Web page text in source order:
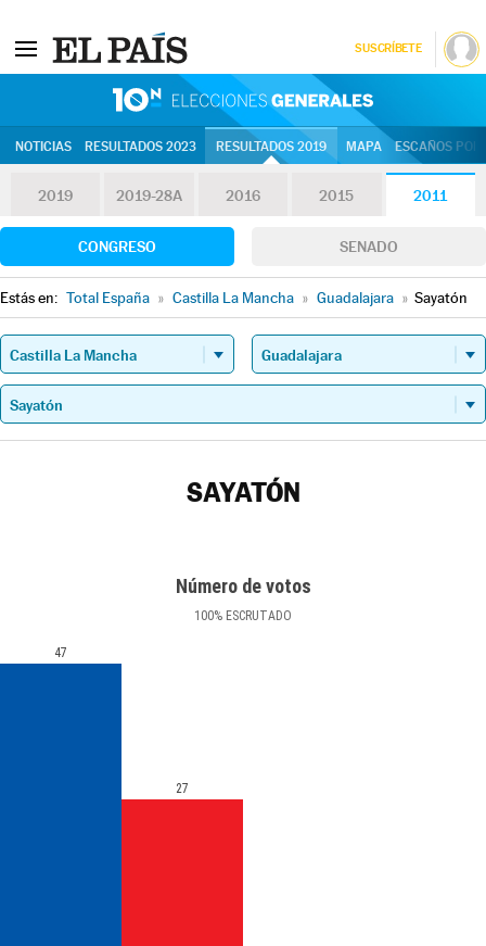
SUSCRÍBETE
NOTICIAS RESULTADOS 2023 RESULTADOS 2019 MAPA ESCAÑOS
2019 2019-28A 2016 2015 2011
CONGRESO SENADO
Estás en: Total España » Castilla La Mancha » Guadalajara » Sayatón
SAYATÓN
Número de votos
100% ESCRUTADO
47
27